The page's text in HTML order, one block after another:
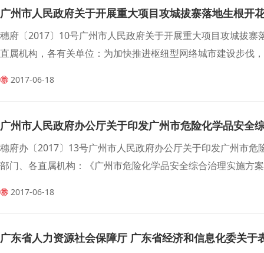
广州市人民政府关于开展重大项目攻城拔寨落地生根开
穗府〔2017〕10号广州市人民政府关于开展重大项目攻城拔
直属机构，各有关单位：为加快推进枢纽型网络城市建设步伐
2017-06-18
广州市人民政府办公厅关于印发广州市危险化学品安全
穗府办〔2017〕13号广州市人民政府办公厅关于印发广州市
部门、各直属机构：《广州市危险化学品安全综合治理实施方
2017-06-18